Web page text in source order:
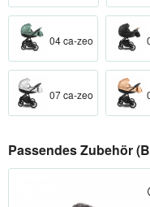
04 ca-zeo
07 ca-zeo
Passendes Zubehör